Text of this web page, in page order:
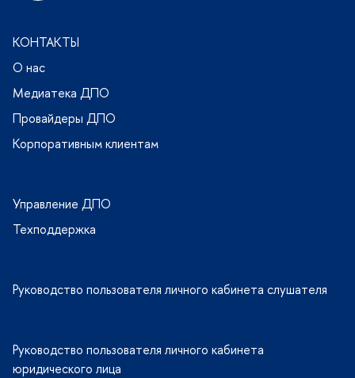
КОНТАКТЫ
О нас
Медиатека ДПО
Провайдеры ДПО
Корпоративным клиентам
Управление ДПО
Техподдержка
Руководство пользователя личного кабинета слушателя
Руководство пользователя личного кабинета
юридического лица